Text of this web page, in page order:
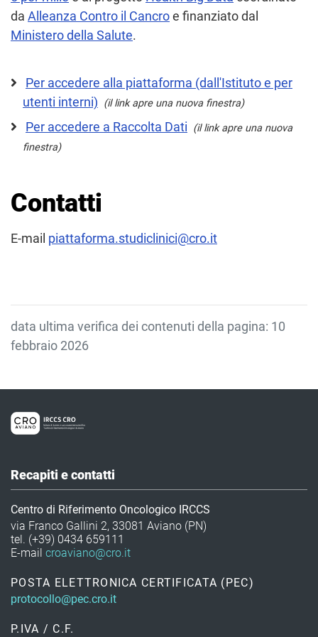
da Alleanza Contro il Cancroe finanziato dal
Ministero della Salute.
Per accedere alla piattaforma (dall'Istituto e per
utenti interni) (il link apre una nuova finestra)
Per accedere a Raccolta Dati (il link apre una nuova
finestra)
Contatti
E-mail piattaforma.studiclinici@cro.it
data ultima verifica dei contenuti della pagina: 10
febbraio 2026
Recapiti e contatti
Centro di Riferimento Oncologico IRCCS
via Franco Gallini 2, 33081 Aviano (PN)
tel. (+39) 0434 659111
E-mail croaviano@cro.it
POSTA ELETTRONICA CERTIFICATA (PEC)
protocollo@pec.cro.it
P.IVA / C.F.